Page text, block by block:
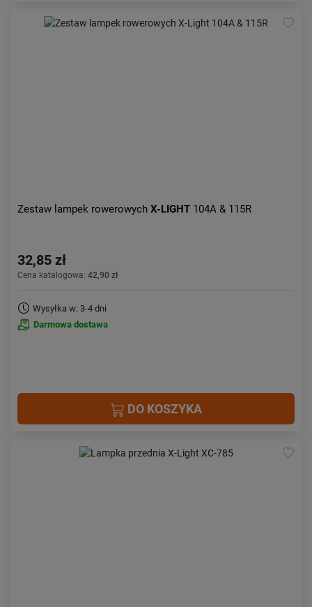
Zestaw lampek rowerowych X-LIGHT 104A & 115R
32,85 zł
Cena katalogowa: 42,90 zł
Wysyłka w: 3-4 dni
Darmowa dostawa
DO KOSZYKA